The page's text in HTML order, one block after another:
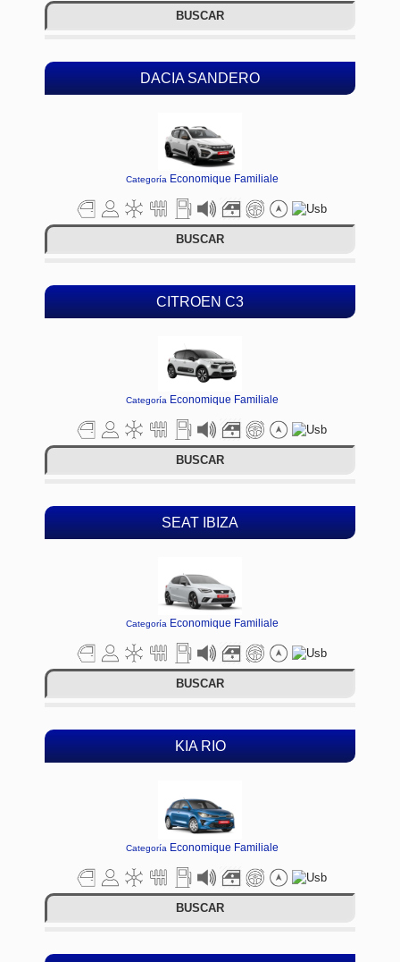
BUSCAR
DACIA SANDERO
Categoría Economique Familiale
BUSCAR
CITROEN C3
Categoría Economique Familiale
BUSCAR
SEAT IBIZA
Categoría Economique Familiale
BUSCAR
KIA RIO
Categoría Economique Familiale
BUSCAR